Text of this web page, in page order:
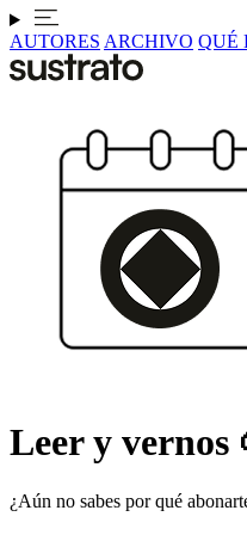
AUTORES ARCHIVO QUÉ
Leer y vernos
¿Aún no sabes por qué